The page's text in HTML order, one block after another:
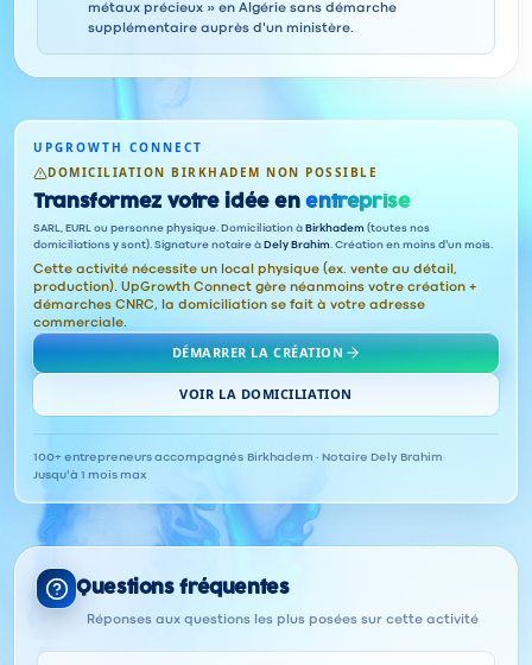
métaux précieux » en Algérie sans démarche
supplémentaire auprès d'un ministère.
UPGROWTH CONNECT
DOMICILIATION BIRKHADEM NON POSSIBLE
Transformez votre idée en entreprise
SARL, EURL ou personne physique. Domiciliation à Birkhadem (toutes nos
domiciliations y sont). Signature notaire à Dely Brahim. Création en moins d'un mois.
Cette activité nécessite un local physique (ex. vente au détail,
production). UpGrowth Connect gère néanmoins votre création +
démarches CNRC, la domiciliation se fait à votre adresse
commerciale.
DÉMARRER LA CRÉATION
VOIR LA DOMICILIATION
100+ entrepreneurs accompagnés· Birkhadem · Notaire Dely Brahim ·
Jusqu'à 1 mois max
Questions fréquentes
Réponses aux questions les plus posées sur cette activité